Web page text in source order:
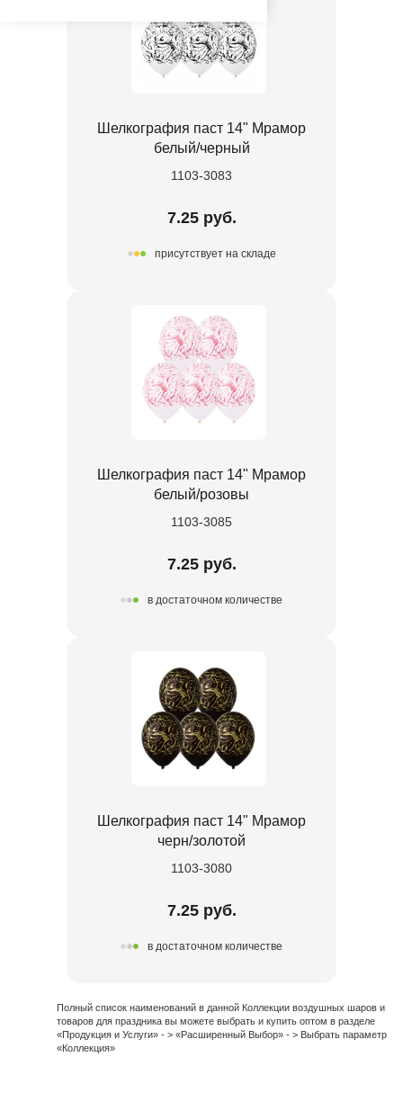
Шелкография паст 14" Мрамор
белый/черный
1103-3083
7.25 руб.
присутствует на складе
Шелкография паст 14" Мрамор
белый/розовы
1103-3085
7.25 руб.
в достаточном количестве
Шелкография паст 14" Мрамор
черн/золотой
1103-3080
7.25 руб.
в достаточном количестве
Полный список наименований в данной Коллекции воздушных шаров и
товаров для праздника вы можете выбрать и купить оптом в разделе
«Продукция и Услуги» - > «Расширенный Выбор» - > Выбрать параметр
«Коллекция»